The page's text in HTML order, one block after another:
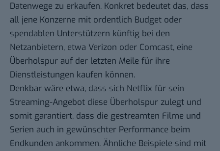
Datenwege zu erkaufen. Konkret bedeutet das, dass
all jene Konzerne mit ordentlich Budget oder
spendablen Unterstützern künftig bei den
Netzanbietern, etwa Verizon oder Comcast, eine
Überholspur auf der letzten Meile für ihre
Dienstleistungen kaufen können.
Denkbar wäre etwa, dass sich Netflix für sein
Streaming-Angebot diese Überholspur zulegt und
somit garantiert, dass die gestreamten Filme und
Serien auch in gewünschter Performance beim
Endkunden ankommen. Ähnliche Beispiele sind mit